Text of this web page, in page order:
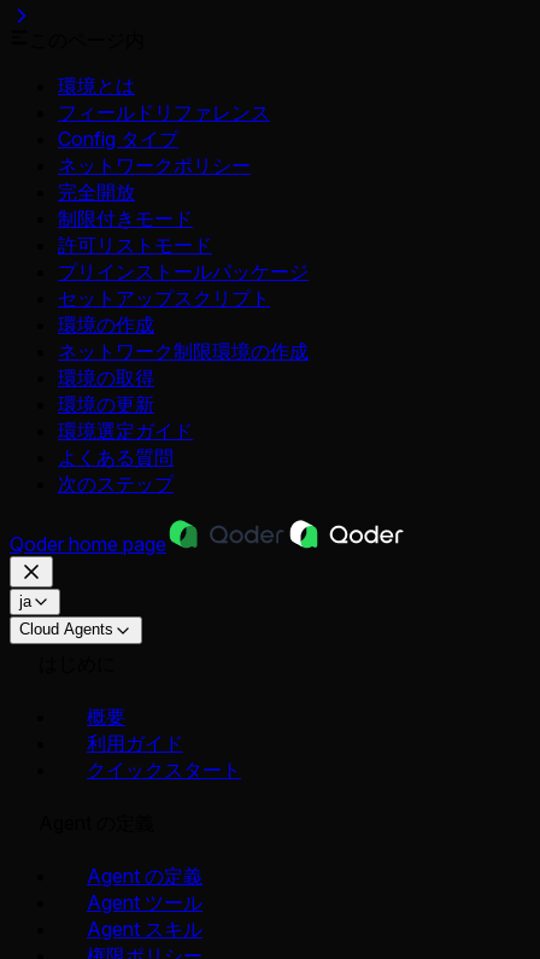
環境とは
フィールドリファレンス
Config タイプ
ネットワークポリシー
完全開放
制限付きモード
許可リストモード
プリインストールパッケージ
セットアップスクリプト
環境の作成
ネットワーク制限環境の作成
環境の取得
環境の更新
環境選定ガイド
よくある質問
次のステップ
Qoder home page
ja
Cloud Agents
概要
利用ガイド
クイックスタート
Agent の定義
Agent ツール
Agent スキル